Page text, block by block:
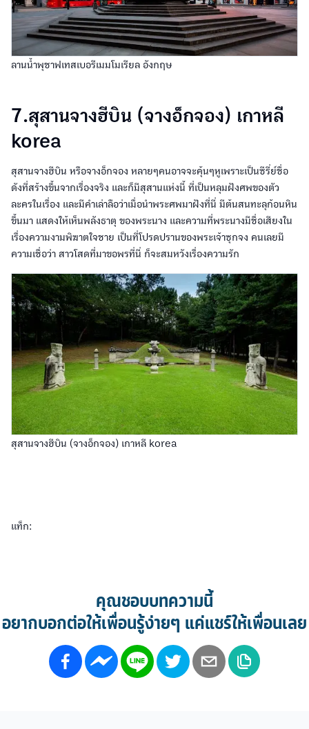
ลานน้ำพุชาฟเทสเบอรีเมมโมเรียล อังกฤษ
7.สุสานจางฮีบิน (จางอ็กจอง) เกาหลี
korea
สุสานจางฮีบิน หรือจางอ็กจอง หลายๆคนอาจจะคุ้นๆหูเพราะเป็นซีรี่ย์ชื่อ
ดังที่สร้างขึ้นจากเรื่องจริง และก็มีสุสานแห่งนี้ ที่เป็นหลุมฝังศพของตัว
ละครในเรื่อง และมีคำเล่าลือว่าเมื่อนำพระศพมาฝังที่นี่ มีต้นสนทะลุก้อนหิน
ขึ้นมา แสดงให้เห็นพลังธาตุ ของพระนาง และความที่พระนางมีชื่อเสียงใน
เรื่องความงามพิฆาตใจชาย เป็นที่โปรดปรานของพระเจ้าซุกจง คนเลยมี
ความเชื่อว่า สาวโสดที่มาขอพรที่นี่ ก็จะสมหวังเรื่องความรัก
สุสานจางฮีบิน (จางอ็กจอง) เกาหลี korea
แท็ก:
คุณชอบบทความนี้
อยากบอกต่อให้เพื่อนรู้ง่ายๆ แค่แชร์ให้เพื่อนเลย